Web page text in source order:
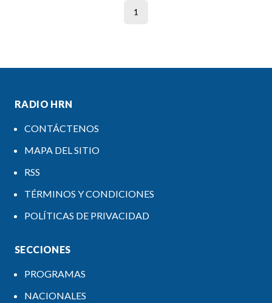
1
RADIO HRN
CONTÁCTENOS
MAPA DEL SITIO
RSS
TÉRMINOS Y CONDICIONES
POLÍTICAS DE PRIVACIDAD
SECCIONES
PROGRAMAS
NACIONALES